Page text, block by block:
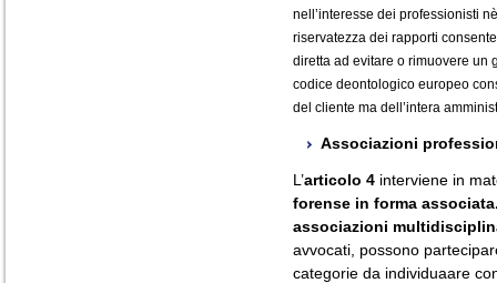
nell’interesse dei professionisti
riservatezza dei rapporti
diretta ad evitare o rimuovere un
codice deontologico europeo
del cliente ma dell’intera
Associazioni
L’articolo 4 interviene in
forense in forma
associazioni
avvocati, possono
categorie da individuaare